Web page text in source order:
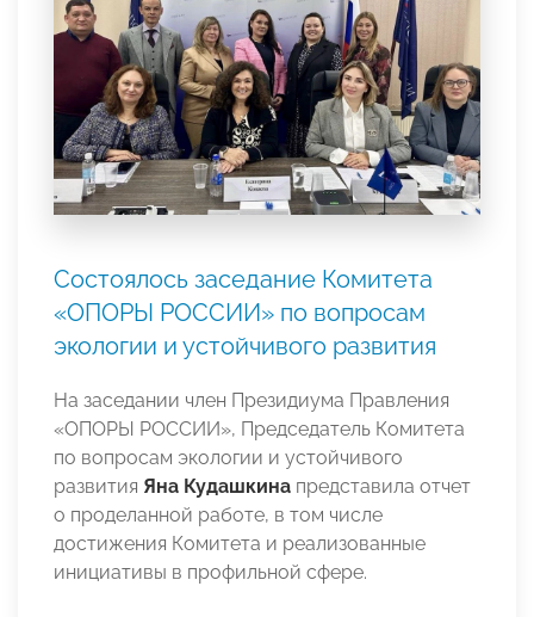
Состоялось заседание Комитета
«ОПОРЫ РОССИИ» по вопросам
экологии и устойчивого развития
На заседании член Президиума Правления
«ОПОРЫ РОССИИ», Председатель Комитета
по вопросам экологии и устойчивого
развития Яна Кудашкина представила отчет
о проделанной работе, в том числе
достижения Комитета и реализованные
инициативы в профильной сфере.